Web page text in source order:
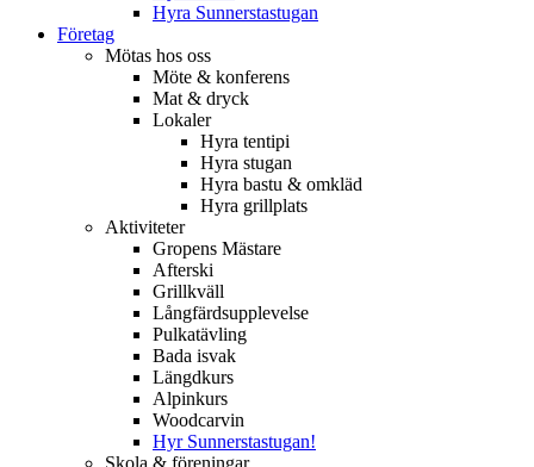
Hyra Sunnerstastugan
Företag
Mötas hos oss
Möte & konferens
Mat & dryck
Lokaler
Hyra tentipi
Hyra stugan
Hyra bastu & omkläd
Hyra grillplats
Aktiviteter
Gropens Mästare
Afterski
Grillkväll
Långfärdsupplevelse
Pulkatävling
Bada isvak
Längdkurs
Alpinkurs
Woodcarvin
Hyr Sunnerstastugan!
Skola & föreningar